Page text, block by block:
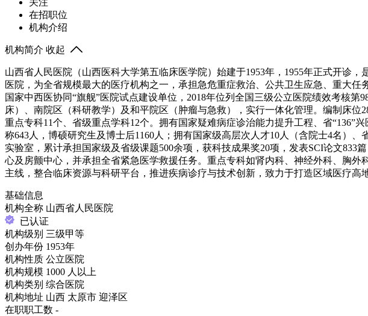
在招职位
机构介绍
机构简介 收起
山西省人民医院（山西医科大学第五临床医学院）始建于1953年，1955年正式开诊
医院，为全省规模最大的医疗机构之一，承担急危重症救治、公共卫生应急、重大
国家中西医协同“旗舰”医院试点建设单位，2018年位列全国三级公立医院绩效考核
床）、南院区（科研教学）及和平院区（肿瘤与急救），实行一体化管理。编制床
重点专科11个、省级重点学科12个。拥有国家疑难病症诊治能力提升工程、省“136”
称643人，博硕研究生及博士后1160人；拥有国家级高层次人才10人（含院士4名）
实验室，累计承担国家级及省级课题500余项，获科技成果奖20项，发表SCI论文
心及房颤中心，并承担全省紧急医学救援任务。重点专科如肾内科、神经外科、胸
主线，整合临床资源与科研平台，推进疾病诊疗与技术创新，致力于打造区域医疗
基础信息
机构全称 山西省人民医院
已认证
机构级别 三级甲等
创办年份 1953年
机构性质 公立医院
机构规模 1000 人以上
机构类别 综合医院
机构地址 山西 太原市 迎泽区
在职职工数 -